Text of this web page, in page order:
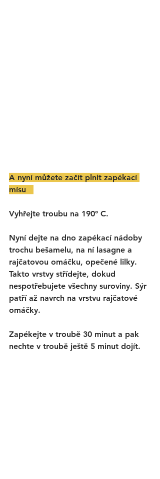
A nyní můžete začít plnit zapékací
mísu
Vyhřejte troubu na 190° C.
Nyní dejte na dno zapékací nádoby
trochu bešamelu, na ní lasagne a
rajčatovou omáčku, opečené lilky.
Takto vrstvy střídejte, dokud
nespotřebujete všechny suroviny. Sýr
patří až navrch na vrstvu rajčatové
omáčky.
Zapékejte v troubě 30 minut a pak
nechte v troubě ještě 5 minut dojít.